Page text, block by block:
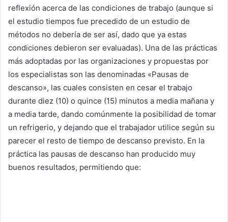
reflexión acerca de las condiciones de trabajo (aunque si
el estudio tiempos fue precedido de un estudio de
métodos no debería de ser así, dado que ya estas
condiciones debieron ser evaluadas). Una de las prácticas
más adoptadas por las organizaciones y propuestas por
los especialistas son las denominadas «Pausas de
descanso», las cuales consisten en cesar el trabajo
durante diez (10) o quince (15) minutos a media mañana y
a media tarde, dando comúnmente la posibilidad de tomar
un refrigerio, y dejando que el trabajador utilice según su
parecer el resto de tiempo de descanso previsto. En la
práctica las pausas de descanso han producido muy
buenos resultados, permitiendo que: